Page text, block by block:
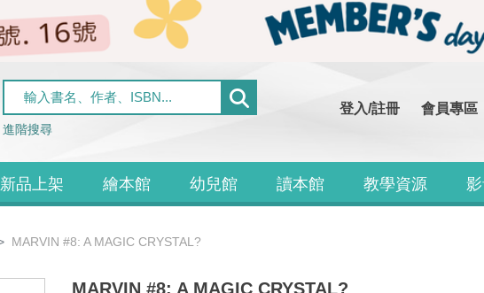
進階搜尋
登入/註冊 會員專區
新品上架 繪本館 幼兒館 讀本館 教學資源
MARVIN #8: A MAGIC CRYSTAL?
MARVIN #8: A MAGIC CRYSTAL?